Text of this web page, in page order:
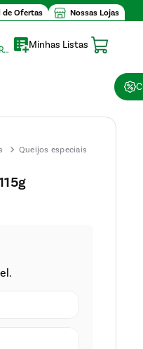
de Ofertas Nossas Lojas
Campinas - Retirada (10)
Minhas Listas
Queijos especiais